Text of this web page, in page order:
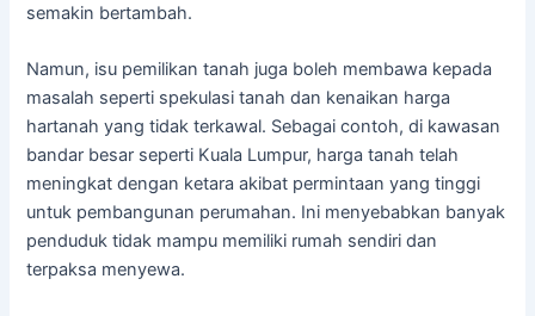
semakin bertambah.
Namun, isu pemilikan tanah juga boleh membawa kepada
masalah seperti spekulasi tanah dan kenaikan harga
hartanah yang tidak terkawal. Sebagai contoh, di kawasan
bandar besar seperti Kuala Lumpur, harga tanah telah
meningkat dengan ketara akibat permintaan yang tinggi
untuk pembangunan perumahan. Ini menyebabkan banyak
penduduk tidak mampu memiliki rumah sendiri dan
terpaksa menyewa.